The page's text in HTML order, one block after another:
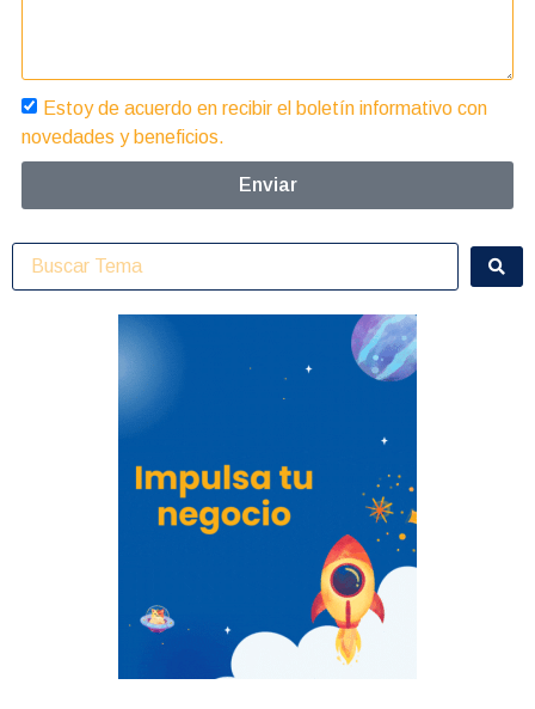
Estoy de acuerdo en recibir el boletín informativo con
novedades y beneficios.
Enviar